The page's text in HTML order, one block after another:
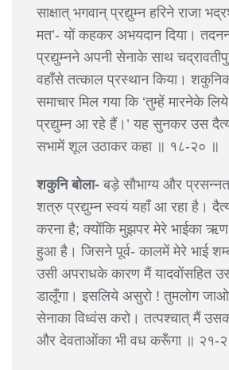
साक्षात् भगवान् प्रद्युम्न हरिने राजा
मत’- यों कहकर अभयदान दिया।
प्रद्युम्नने अपनी सेनाके साथ
वहाँसे तत्काल प्रस्थान किया।
समाचार मिल गया कि ‘तुम्हें मारनेके
प्रद्युम्न आ रहे हैं।’ यह सुनकर उस
सभामें शूल उठाकर कहा ॥ १८-२० ॥
शकुनि बोला- बड़े सौभाग्य और
शत्रु प्रद्युम्न स्वयं यहाँ आ रहा है।
करना है; क्योंकि मुझपर मेरे भाईका
हुआ है। जिसने पूर्व- कालमें मेरे भाई
उसी अपराधके कारण मैं यादवोंसहित उस
डालूँगा। इसलिये असुरो ! तुमलोग
सेनाका विध्वंस करो। तत्पश्चात् मैं
और देवताओंका भी वध करूँगा ॥ २१-